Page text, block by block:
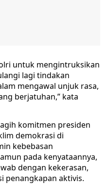
untuk mengintruksikan
lagi tindakan
mengawal unjuk rasa,
berjatuhan,” kata
komitmen presiden
demokrasi di
kebebasan
pada kenyataannya,
dengan kekerasan,
penangkapan aktivis.